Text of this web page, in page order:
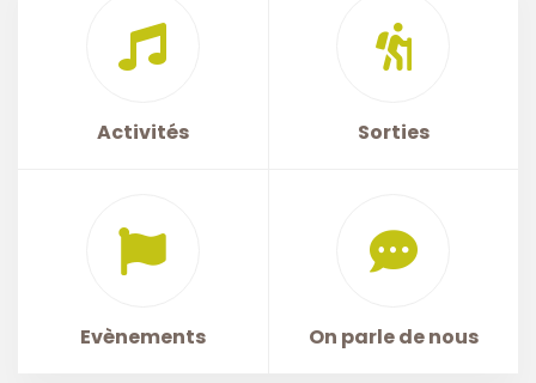
Activités Sorties
Evènements On parle de nous